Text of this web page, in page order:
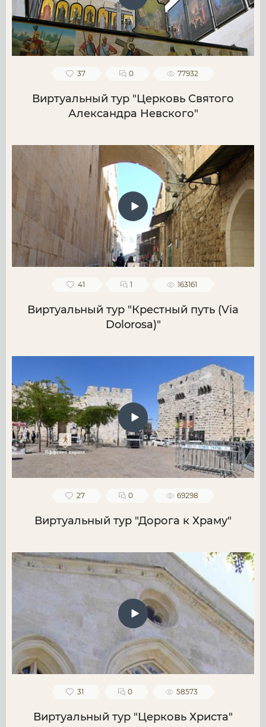
37 0 77932
Виртуальный тур "Церковь Святого
Александра Невского"
41 1 163161
Виртуальный тур "Крестный путь (Via
Dolorosa)"
27 0 69298
Виртуальный тур "Дорога к Храму"
31 0 58573
Виртуальный тур "Церковь Христа"